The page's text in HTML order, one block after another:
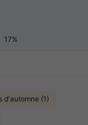
17%
d'automne (1)